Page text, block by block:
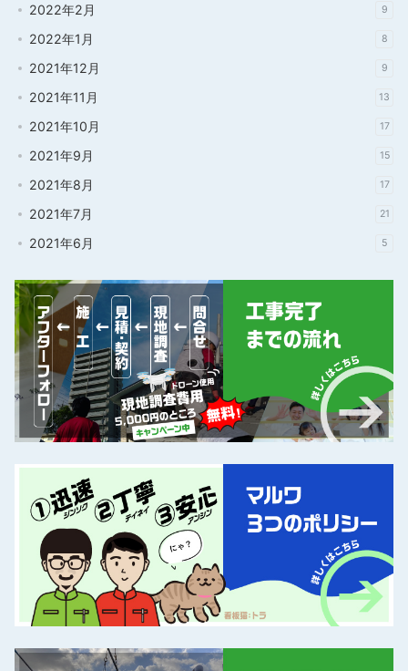
2022年2月 9
2022年1月 8
2021年12月 9
2021年11月 13
2021年10月 17
2021年9月 15
2021年8月 17
2021年7月 21
2021年6月 5